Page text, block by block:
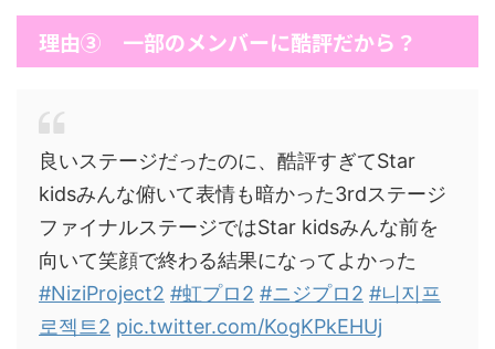
理由③ 一部のメンバーに酷評だから？
良いステージだったのに、酷評すぎてStar
kidsみんな俯いて表情も暗かった3rdステージ
ファイナルステージではStar kidsみんな前を
向いて笑顔で終わる結果になってよかった
#NiziProject2 #虹プロ2 #ニジプロ2 #니지프
로젝트2 pic.twitter.com/KogKPkEHUj